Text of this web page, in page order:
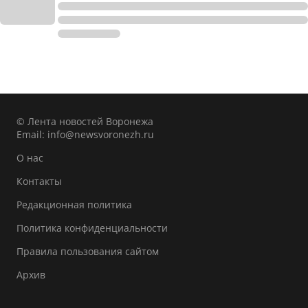
© Лента новостей Воронежа
Email: info@newsvoronezh.ru
О нас
Контакты
Редакционная политика
Политика конфиденциальности
Правила пользования сайтом
Архив